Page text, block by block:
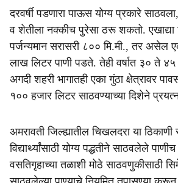
दरवर्षी पडणारा पाऊस योग्य प्रकारे
व शेतीला नक्कीच पुरेसा ठरू शकतो. एखाद्या
पर्जन्यमान सरासरी ८०० मि.मी., तर असेल
लाख लिटर पाणी पडते. तेही वर्षात ३० ते
अगदी शहरी भागातही एका गुंठा क्षेत्रावर
१०० हजार लिटर साठवण्याच्या दिशेने
अमरावती जिल्ह्यातील चिखलदरा या
विद्यार्थ्यांसाठी योग्य पद्धतीने साठवलेले
वसतिगृहाच्या तळाशी मोठे साठवणुकीसाठी